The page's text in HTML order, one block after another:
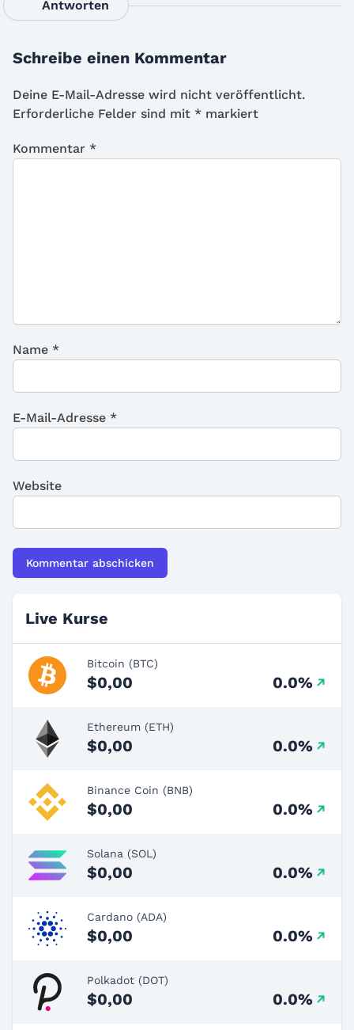
Antworten
Schreibe einen Kommentar
Deine E-Mail-Adresse wird nicht veröffentlicht.
Erforderliche Felder sind mit * markiert
Kommentar *
Name *
E-Mail-Adresse *
Website
Live Kurse
Bitcoin (BTC)
$0,00 0.0%
Ethereum (ETH)
$0,00 0.0%
Binance Coin (BNB)
$0,00 0.0%
Solana (SOL)
$0,00 0.0%
Cardano (ADA)
$0,00 0.0%
Polkadot (DOT)
$0,00 0.0%